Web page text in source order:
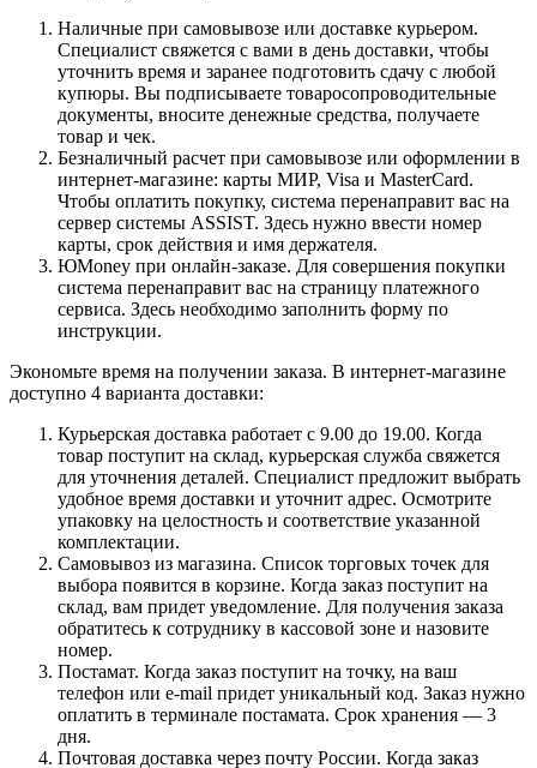
Наличные при самовывозе или доставке курьером.
Специалист свяжется с вами в день доставки, чтобы
уточнить время и заранее подготовить сдачу с любой
купюры. Вы подписываете товаросопроводительные
документы, вносите денежные средства, получаете
товар и чек.
Безналичный расчет при самовывозе или оформлении в
интернет-магазине: карты МИР, Visa и MasterCard.
Чтобы оплатить покупку, система перенаправит вас на
сервер системы ASSIST. Здесь нужно ввести номер
карты, срок действия и имя держателя.
ЮMoney при онлайн-заказе. Для совершения покупки
система перенаправит вас на страницу платежного
сервиса. Здесь необходимо заполнить форму по
инструкции.
Экономьте время на получении заказа. В интернет-магазине
доступно 4 варианта доставки:
Курьерская доставка работает с 9.00 до 19.00. Когда
товар поступит на склад, курьерская служба свяжется
для уточнения деталей. Специалист предложит выбрать
удобное время доставки и уточнит адрес. Осмотрите
упаковку на целостность и соответствие указанной
комплектации.
Самовывоз из магазина. Список торговых точек для
выбора появится в корзине. Когда заказ поступит на
склад, вам придет уведомление. Для получения заказа
обратитесь к сотруднику в кассовой зоне и назовите
номер.
Постамат. Когда заказ поступит на точку, на ваш
телефон или e-mail придет уникальный код. Заказ нужно
оплатить в терминале постамата. Срок хранения — 3
дня.
Почтовая доставка через почту России. Когда заказ